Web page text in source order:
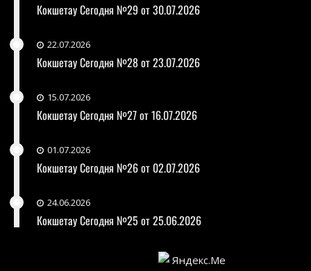
Кокшетау Сегодня №29 от 30.07.2026
22.07.2026
Кокшетау Сегодня №28 от 23.07.2026
15.07.2026
Кокшетау Сегодня №27 от 16.07.2026
01.07.2026
Кокшетау Сегодня №26 от 02.07.2026
24.06.2026
Кокшетау Сегодня №25 от 25.06.2026